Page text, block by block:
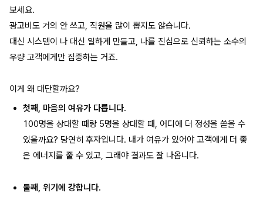
보세요.
광고비도 거의 안 쓰고, 직원을 많이 뽑지도 않습니다.
대신 시스템이 나 대신 일하게 만들고, 나를 진심으로 신뢰하는 소수의
우량 고객에게만 집중하는 거죠.
이게 왜 대단할까요?
첫째, 마음의 여유가 다릅니다.
100명을 상대할 때랑 5명을 상대할 때, 어디에 더 정성을 쏟을 수
있을까요? 당연히 후자입니다. 내가 여유가 있어야 고객에게 더 좋
은 에너지를 줄 수 있고, 그래야 결과도 잘 나옵니다.
둘째, 위기에 강합니다.